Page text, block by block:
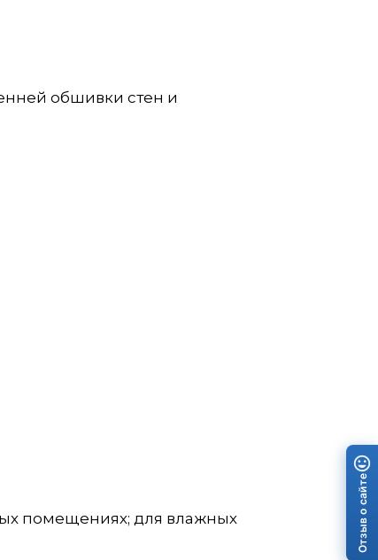
обшивки стен и
помещениях; для влажных
Отзыв о сайте